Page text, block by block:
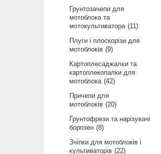
Грунтозачепи для
мотоблока та
мотокультиватора
11
Плуги і плоскорізи для
мотоблоків 9
Картоплесаджалки та
картоплекопалки для
мотоблока 42
Причепи для
мотоблоків 20
Ґрунтофрези та нарізувачі
борозен 8
Зчіпки для мотоблоків і
культиваторів 22